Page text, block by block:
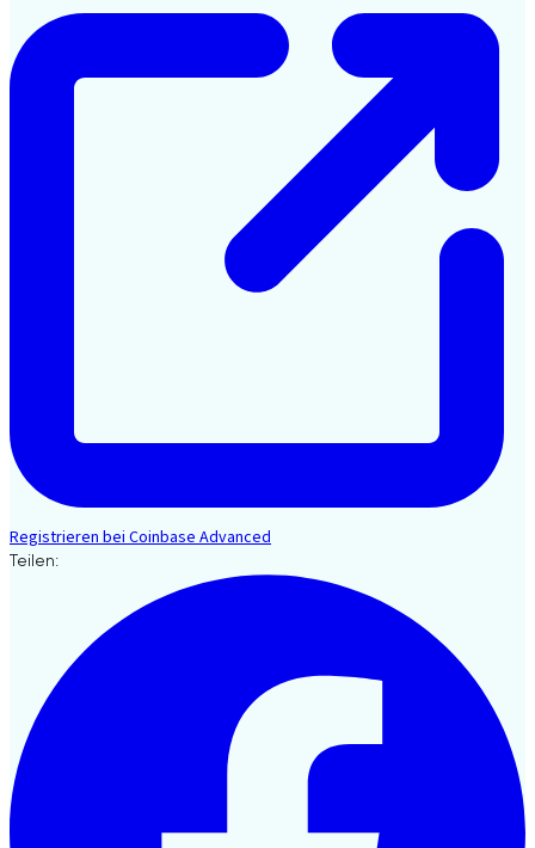
Registrieren bei Coinbase Advanced
Teilen: